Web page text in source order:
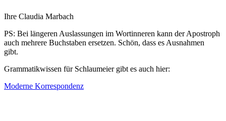
Ihre Claudia Marbach
PS: Bei längeren Auslassungen im Wortinneren kann der Apostroph
auch mehrere Buchstaben ersetzen. Schön, dass es Ausnahmen
gibt.
Grammatikwissen für Schlaumeier gibt es auch hier:
Moderne Korrespondenz